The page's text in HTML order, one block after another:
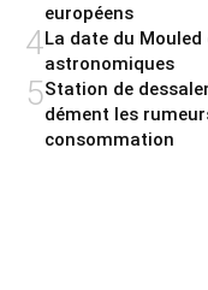
européens
4La date du
astronomiques
5Station de
dément les
consommation